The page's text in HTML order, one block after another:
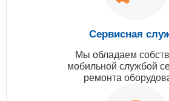
Сервисная
Мы обладаем
мобильной службой
ремонта